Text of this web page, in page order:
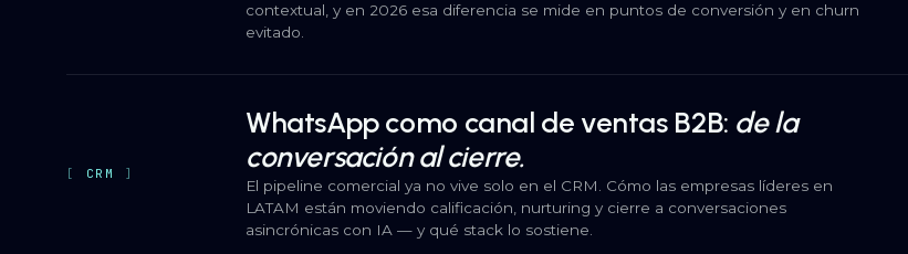
contextual, y en 2026 esa diferencia se mide en puntos de conversión y en churn
evitado.
CRM
WhatsApp como canal de ventas B2B: de la
conversación al cierre.
El pipeline comercial ya no vive solo en el CRM. Cómo las empresas líderes en
LATAM están moviendo calificación, nurturing y cierre a conversaciones
asincrónicas con IA — y qué stack lo sostiene.